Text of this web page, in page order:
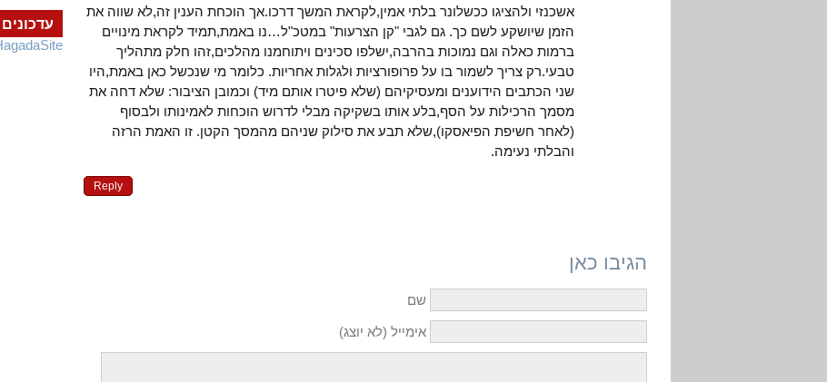
אשכנזי ולהציגו ככשלונר בלתי אמין,לקראת המשך דרכו.אך הוכחת הענין זה,לא שווה את
הזמן שיושקע לשם כך. גם לגבי "קן הצרעות" במטכ"ל…נו באמת,תמיד לקראת מינויים
ברמות כאלה וגם נמוכות בהרבה,ישלפו סכינים ויתוחמנו מהלכים,זהו חלק מתהליך
טבעי.רק צריך לשמור בו על פרופורציות ולגלות אחריות. כלומר מי שנכשל כאן באמת,היו
שני הכתבים הידוענים ומעסיקיהם (שלא פיטרו אותם מיד) וכמובן הציבור: שלא דחה את
מסמך הרכילות על הסף,בלע אותו בשקיקה מבלי לדרוש הוכחות לאמינותו ולבסוף
(לאחר חשיפת הפיאסקו),שלא תבע את סילוק שניהם מהמסך הקטן. זו האמת הרזה
והבלתי נעימה.
Reply
הגיבו כאן
שם
אימייל (לא יוצג)